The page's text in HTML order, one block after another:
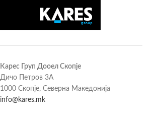
Карес Груп Дооел Скопје
Дичо Петров 3А
1000 Скопје, Северна Македонија
info@kares.mk